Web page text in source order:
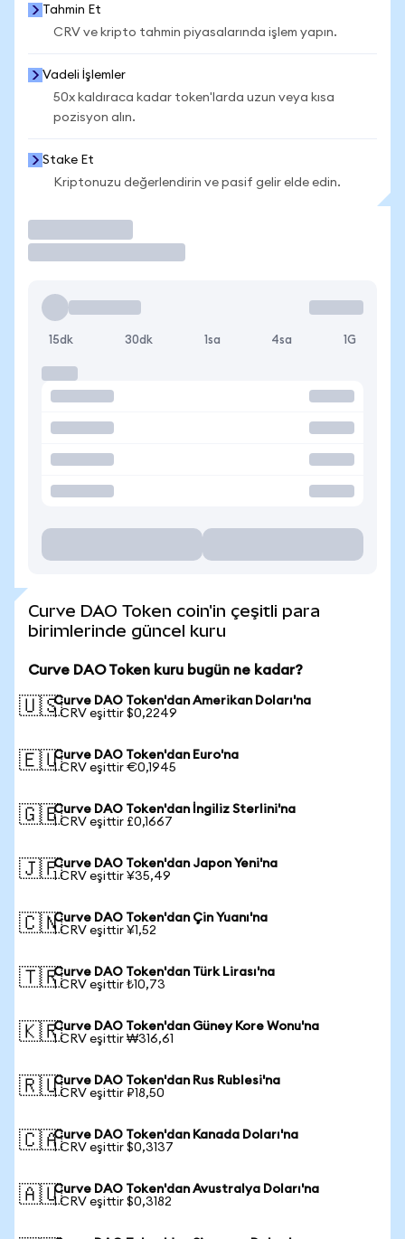
Tahmin Et
CRV ve kripto tahmin piyasalarında işlem yapın.
Vadeli İşlemler
50x kaldıraca kadar token'larda uzun veya kısa
pozisyon alın.
Stake Et
Kriptonuzu değerlendirin ve pasif gelir elde edin.
15dk 30dk 1sa 4sa 1G
Curve DAO Token coin'in çeşitli para
birimlerinde güncel kuru
Curve DAO Token kuru bugün ne kadar?
🇺🇸Curve DAO Token'dan Amerikan Doları'na
1 CRV eşittir $0,2249
🇪🇺Curve DAO Token'dan Euro'na
1 CRV eşittir €0,1945
🇬🇧Curve DAO Token'dan İngiliz Sterlini'na
1 CRV eşittir £0,1667
🇯🇵Curve DAO Token'dan Japon Yeni'na
1 CRV eşittir ¥35,49
🇨🇳Curve DAO Token'dan Çin Yuanı'na
1 CRV eşittir ¥1,52
🇹🇷Curve DAO Token'dan Türk Lirası'na
1 CRV eşittir ₺10,73
🇰🇷Curve DAO Token'dan Güney Kore Wonu'na
1 CRV eşittir ₩316,61
🇷🇺Curve DAO Token'dan Rus Rublesi'na
1 CRV eşittir ₽18,50
🇨🇦Curve DAO Token'dan Kanada Doları'na
1 CRV eşittir $0,3137
🇦🇺Curve DAO Token'dan Avustralya Doları'na
1 CRV eşittir $0,3182